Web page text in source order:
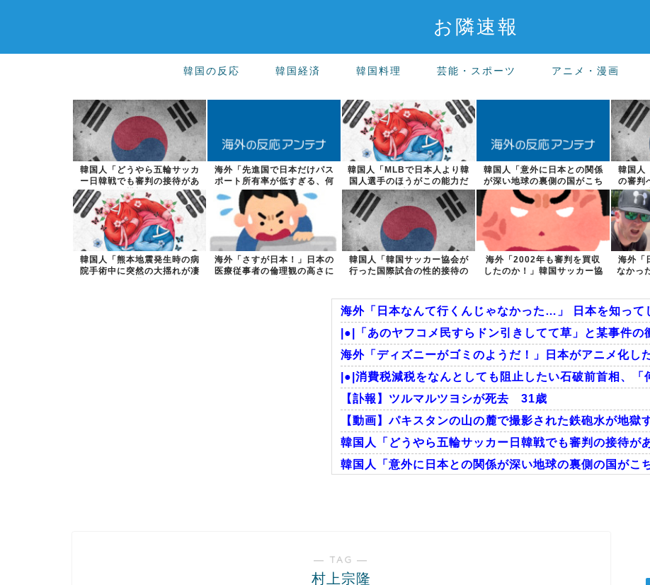
お隣速報
韓国の反応 韓国経済 韓国料理 芸能・スポーツ アニメ・漫画
韓国人「どうやら五輪サッカ
ー日韓戦でも審判の接待があ
った模様…」...
海外「先進国で日本だけパス
ポート所有率が低すぎる、何
故なのか」
韓国人「MLBで日本人より韓
国人選手のほうがこの能力だ
けは上だよ...
韓国人「意外に日本との関係
が深い地球の裏側の国がこち
らです‥」→...
韓国人
の審判
韓国人「熊本地震発生時の病
院手術中に突然の大揺れが凄
海外「さすが日本！」日本の
医療従事者の倫理観の高さに
韓国人「韓国サッカー協会が
行った国際試合の性的接待の
海外「2002年も審判を買収
したのか！」韓国サッカー協
海外「
なかっ
海外「日本なんて行くんじゃなかった…」 日本を知って
|●|「あのヤフコメ民すらドン引きしてて草」と某事件
海外「ディズニーがゴミのようだ！」日本がアニメ化し
|●|消費税減税をなんとしても阻止したい石破前首相、
【訃報】ツルマルツヨシが死去 31歳
【動画】パキスタンの山の麓で撮影された鉄砲水が地獄
韓国人「どうやら五輪サッカー日韓戦でも審判の接待
韓国人「意外に日本との関係が深い地球の裏側の国が
― TAG ―
村上宗隆